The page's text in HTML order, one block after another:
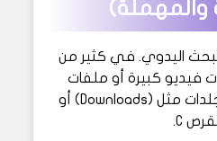
والمهملة)
اليدوي. في كثير من
فيديو كبيرة أو ملفات
مضغوطة وننساها في مجلدات مثل (Downloads) أو